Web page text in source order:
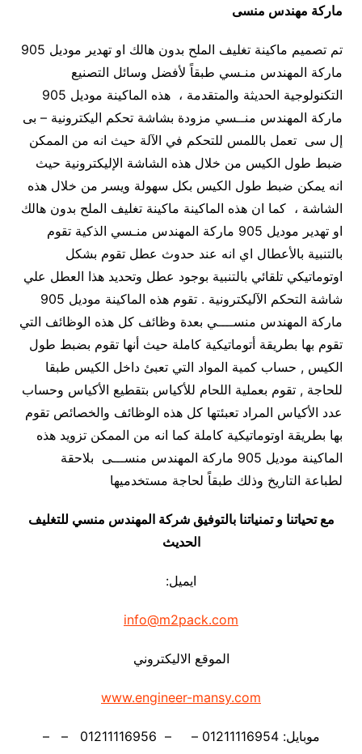
ماركة مهندس منسى
تم تصميم ماكينة تغليف الملح بدون هالك او تهدير موديل 905
ماركة المهندس منـسي طبقاً لأفضل وسائل التصنيع
التكنولوجية الحديثة والمتقدمة ، هذه الماكينة موديل 905
ماركة المهندس منــسي مزودة بشاشة تحكم اليكترونية – بى
إل سى تعمل باللمس للتحكم في الآلة حيث انه من الممكن
ضبط طول الكيس من خلال هذه الشاشة الإليكترونية حيث
انه يمكن ضبط طول الكيس بكل سهولة ويسر من خلال هذه
الشاشة ، كما ان هذه الماكينة ماكينة تغليف الملح بدون هالك
او تهدير موديل 905 ماركة المهندس منـسي الذكية تقوم
بالتنبية بالأعطال اي انه عند حدوث عطل تقوم بشكل
اوتوماتيكي تلقائي بالتنبية بوجود عطل وتحديد هذا العطل علي
شاشة التحكم الآليكترونية . تقوم هذه الماكينة موديل 905
ماركة المهندس منســــي بعدة وظائف كل هذه الوظائف التي
تقوم بها بطريقة أتوماتيكية كاملة حيث أنها تقوم بضبط طول
الكيس , حساب كمية المواد التي تعبئ داخل الكيس طبقا
للحاجة , تقوم بعملية اللحام للأكياس بتقطيع الأكياس وحساب
عدد الأكياس المراد تعبئتها كل هذه الوظائف والخصائص تقوم
بها بطريقة اوتوماتيكية كاملة كما انه من الممكن تزويد هذه
الماكينة موديل 905 ماركة المهندس منســـى بلاحقة
لطباعة التاريخ وذلك طبقاً لحاجة مستخدميها
مع تحياتنا و تمنياتنا بالتوفيق شركة المهندس منسي للتغليف
الحديث
ايميل:
info@m2pack.com
الموقع الاليكتروني
www.engineer-mansy.com
موبايل: 01211116954 – – 01211116956 – –